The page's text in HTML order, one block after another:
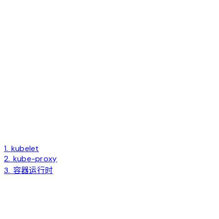
1. kubelet
2. kube-proxy
3. 容器运行时